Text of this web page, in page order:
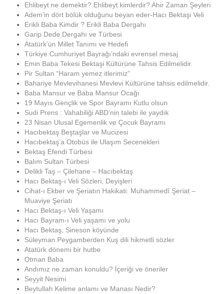
Ehlibeyt ne demektir? Ehlibeyt kimlerdir? Ahir Zaman Şeyleri
Adem’in dört bölük olduğunu beyan eder-Hacı Bektaşi Veli
Erikli Baba Kimdir ? Erikli Baba Dergahı
Garip Dede Dergahı ve Türbesi
Atatürk’ün Millet Tanımı ve Hedefi
Türkiye Cumhuriyet Bayrağı’ndaki evrensel mesaj
Emin Baba Tekesi Bektaşi Kültürüne Tahsis Edilmelidir.
Pir Sultan “Haram yemez itlerimiz”
Bahariye Mevlevihanesi Mevlevi Kültürüne tahsis edilmelidir.
Baba Mansur ve Baba Mansur Ocağı
19 Mayıs Gençlik ve Spor Bayramı Kutlu olsun
Sudi Prens : Vahabiliği ABD’nin talebi ile yaydık
23 Nisan Ulusal Egemenlik ve Çocuk Bayramı
Hacıbektaş Beştaşlar ve Mucizesi
Hacıbektaş’a Otobüs ile Ulaşım Secenekleri
Bektaş Efendi Türbesi
Balım Sultan Türbesi
Delikli Taş – Çilehane – Hacıbektaş
Hacı Bektaş-ı Veli Sözleri, Deyişleri
Cihat-ı Ekber ve Şeriatın Hakikati: Muhammedî Şeriat –
Muaviye Şeriatı
Hacı Bektaş-ı Veli Yaşamı
Hacı Bayram-ı Veli yaşamı ve yolu
Hacı Bektaş, Sineson köyünde
Süleyman Peygamberden Kuş dili hikmetli sözler
Atatürk dönemi bir hutbe
Otman Baba
Andımız ne zaman konuldu? İçeriği ve öneriler
Seyyit Nesimi
Beytullah Kelime anlamı ve Manası Nedir?